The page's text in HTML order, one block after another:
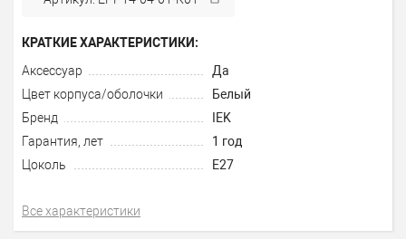
КРАТКИЕ ХАРАКТЕРИСТИКИ:
Аксессуар
Да
Цвет корпуса/оболочки
Белый
Бренд
IEK
Гарантия, лет
1 год
Цоколь
E27
Все характеристики